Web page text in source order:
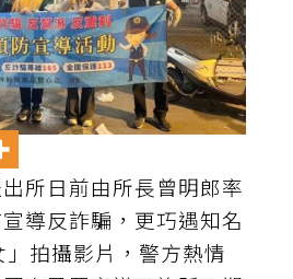
所日前由所長曾明郎率
導反詐騙，更巧遇知名
拍攝影片，警方熱情